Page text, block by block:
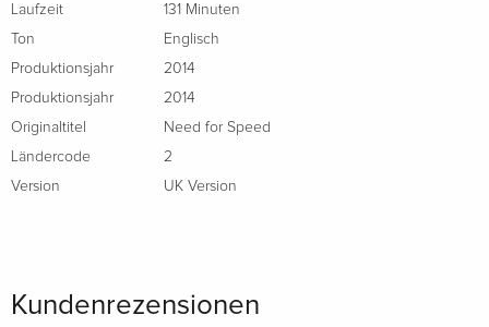
Laufzeit
131 Minuten
Ton
Englisch
Produktionsjahr
2014
Produktionsjahr
2014
Originaltitel
Need for Speed
Ländercode
2
Version
UK Version
Kundenrezensionen